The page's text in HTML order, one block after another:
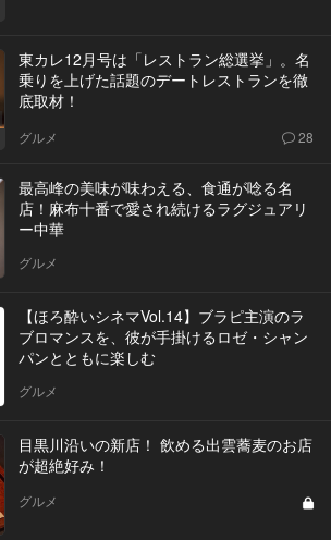
東カレ12月号は「レストラン総選挙」。名
乗りを上げた話題のデートレストランを徹
底取材！
グルメ 28
最高峰の美味が味わえる、食通が唸る名
店！麻布十番で愛され続けるラグジュアリ
ー中華
グルメ
【ほろ酔いシネマVol.14】ブラピ主演のラ
ブロマンスを、彼が手掛けるロゼ・シャン
パンとともに楽しむ
グルメ
目黒川沿いの新店！ 飲める出雲蕎麦のお店
が超絶好み！
グルメ